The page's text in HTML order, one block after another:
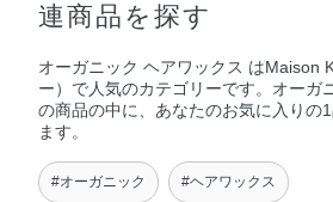
連商品を探す
オーガニック ヘアワックス はMaison
ー）で人気のカテゴリーです。オーガ
の商品の中に、あなたのお気に入りの
ます。
#オーガニック #ヘアワックス